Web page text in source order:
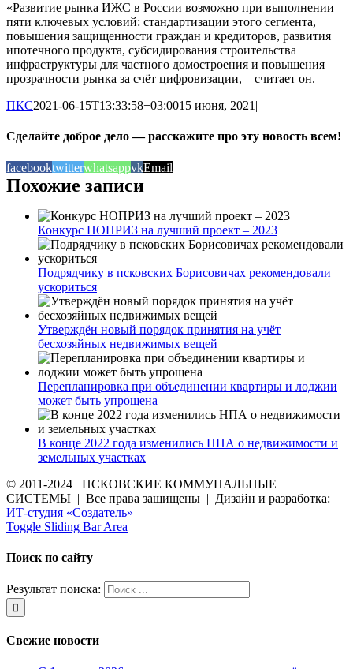
«Развитие рынка ИЖС в России возможно при выполнении
пяти ключевых условий: стандартизации этого сегмента,
повышения защищенности граждан и кредиторов, развития
ипотечного продукта, субсидирования строительства
инфраструктуры для частного домостроения и повышения
прозрачности рынка за счёт цифровизации, – считает он.
ПКС2021-06-15T13:33:58+03:0015 июня, 2021 |
Сделайте доброе дело — расскажите про эту новость всем!
facebooktwitterwhatsappvkEmail
Похожие записи
Конкурс НОПРИЗ на лучший проект – 2023
Подрядчику в псковских Борисовичах рекомендовали
ускориться
Утверждён новый порядок принятия на учёт
бесхозяйных недвижимых вещей
Перепланировка при объединении квартиры и лоджии
может быть упрощена
В конце 2022 года изменились НПА о недвижимости и
земельных участках
© 2011-2024 ПСКОВСКИЕ КОММУНАЛЬНЫЕ
СИСТЕМЫ | Все права защищены | Дизайн и разработка:
ИТ-студия «Создатель»
Toggle Sliding Bar Area
Поиск по сайту
Результат поиска:
Свежие новости